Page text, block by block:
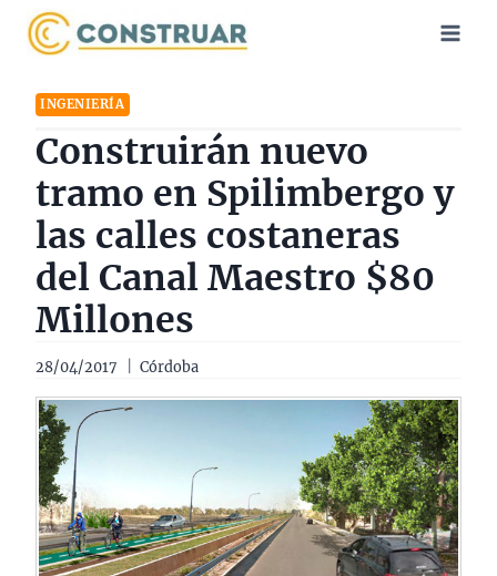
Saltar
INGENIERÍA
Construirán nuevo
tramo en Spilimbergo y
las calles costaneras
del Canal Maestro $80
Millones
28/04/2017 Córdoba